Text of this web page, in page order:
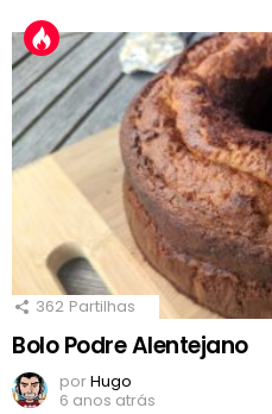
362 Partilhas
Bolo Podre Alentejano
porHugo
6 anos atrás